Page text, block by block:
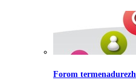
Forom termenadurezh